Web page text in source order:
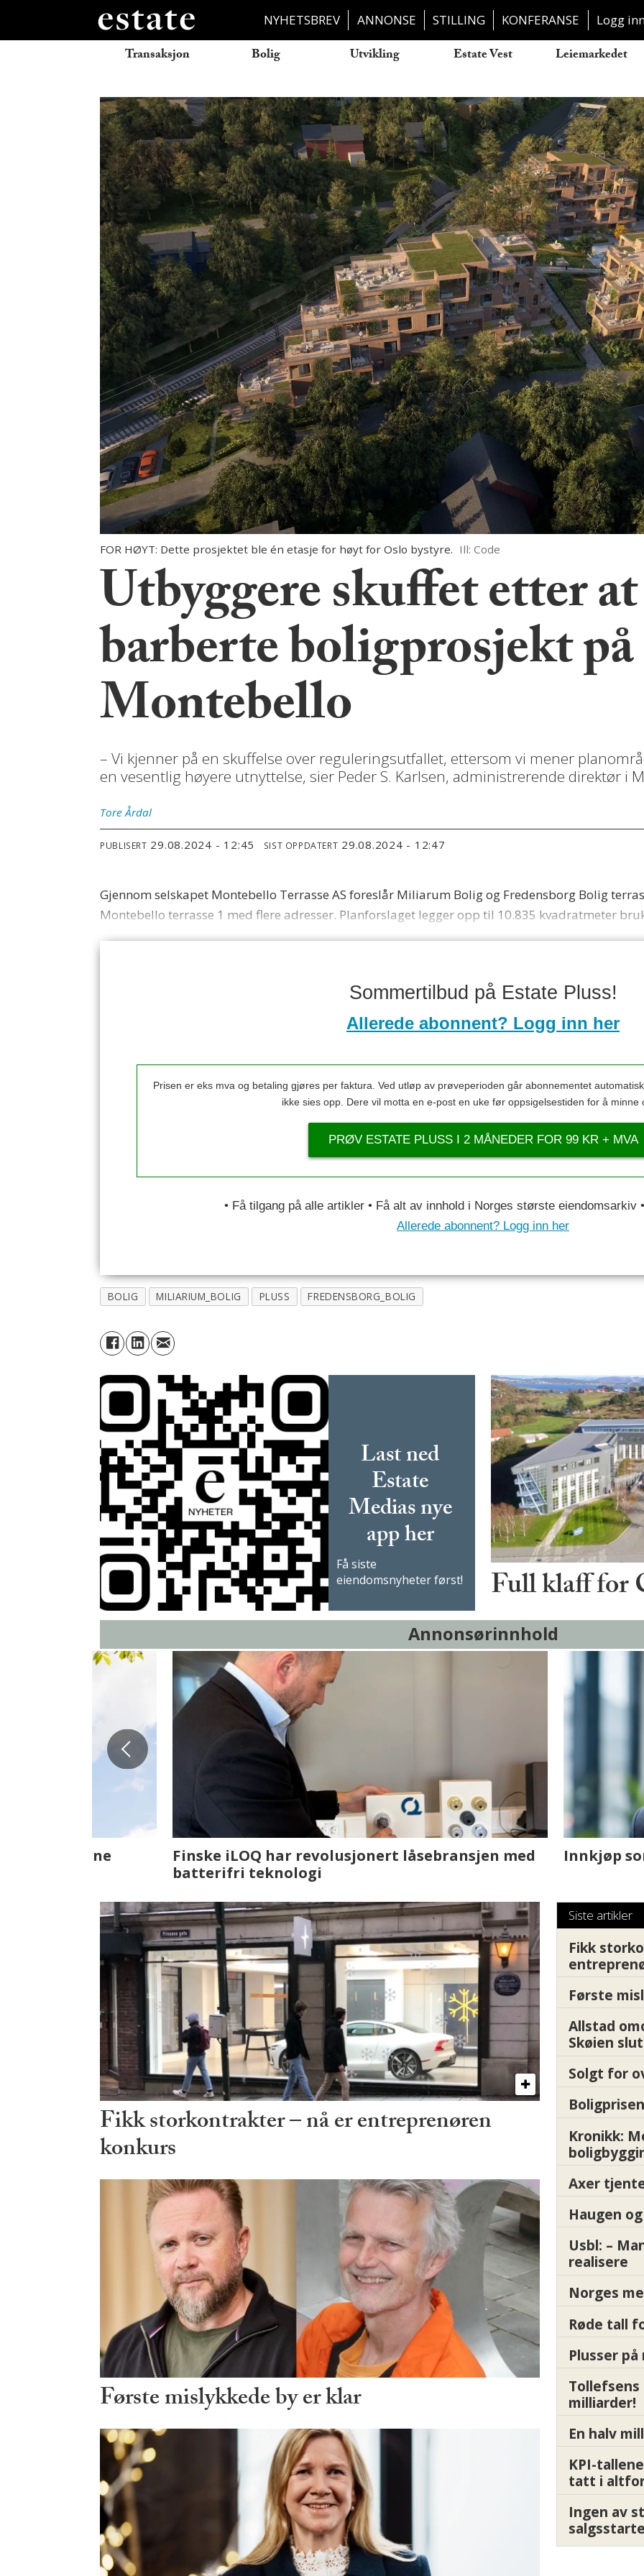
NYHETSBREV ANNONSE STILLING KONFERANSE Logg
Transaksjon Bolig Utvikling Estate Vest Leiemarkedet
FOR HØYT: Dette prosjektet ble én etasje for høyt for Oslo bystyre. Ill: Code
Utbyggere skuffet etter
barberte boligprosjekt på
Montebello
– Vi kjenner på en skuffelse over reguleringsutfallet, ettersom vi mener
en vesentlig høyere utnyttelse, sier Peder S. Karlsen, administrerende direktør i
Tore Årdal
PUBLISERT 29.08.2024 - 12:45 SIST OPPDATERT 29.08.2024 - 12:47
Gjennom selskapet Montebello Terrasse AS foreslår Miliarum Bolig og Fredensborg Bolig
Montebello terrasse 1 med flere adresser. Planforslaget legger opp til 10.835 kvadratmeter
Sommertilbud på Estate Pluss!
Allerede abonnent? Logg inn her
Prisen er eks mva og betaling gjøres per faktura. Ved utløp av prøveperioden går abonnementet
ikke sies opp. Dere vil motta en e-post en uke før oppsigelsestiden for å minne
PRØV ESTATE PLUSS I 2 MÅNEDER FOR 99 KR + MVA
• Få tilgang på alle artikler • Få alt av innhold i Norges største eiendomsarkiv
Allerede abonnent? Logg inn her
BOLIG MILIARIUM_BOLIG PLUSS FREDENSBORG_BOLIG
Last ned
Estate
Medias nye
app her
Få siste
eiendomsnyheter først!
Full klaff for
Annonsørinnhold
Fenistra endrer eiendomsbransjen med AI. Slik
ser vi på fremtiden
Hvordan Ovtun
Fikk storkontrakter – nå er entreprenøren
konkurs
Første mislykkede by er klar
Siste artikler
Fikk
Første
Allstad
Skøien
Solgt for
Kronikk:
Axer
Haugen
Usbl: –
realisere
Norges
Røde tall
Plusser
milliarder!
En halv
KPI-
tatt i
Ingen av